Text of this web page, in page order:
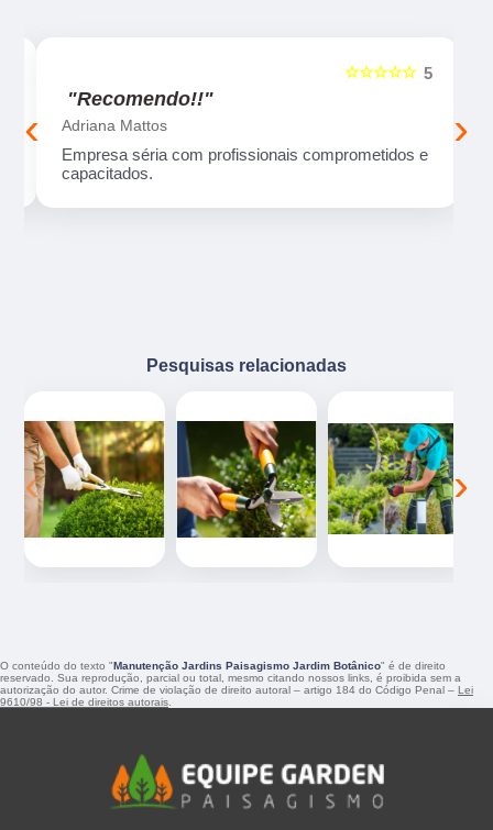
5
☆☆☆☆☆
"Recomendo!!"
Adriana Mattos
Empresa séria com profissionais comprometidos e
capacitados.
‹ ›
Pesquisas relacionadas
‹ ›
O conteúdo do texto "Manutenção Jardins Paisagismo Jardim Botânico" é de direito
reservado. Sua reprodução, parcial ou total, mesmo citando nossos links, é proibida sem a
autorização do autor. Crime de violação de direito autoral – artigo 184 do Código Penal – Lei
9610/98 - Lei de direitos autorais.